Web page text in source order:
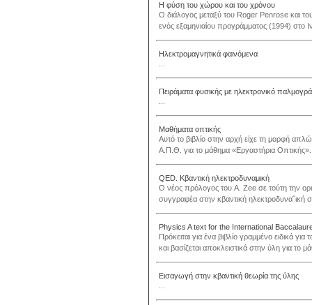
Η φύση του χώρου και του χρόνου
O διάλογος μεταξύ του Roger Penrose και
ενός εξαμηνιαίου προγράμματος (1994) στο
Ηλεκτρομαγνητικά φαινόμενα
Πειράματα φυσικής με ηλεκτρονικό
Μαθήματα οπτικής
Αυτό το βιβλίο στην αρχή είχε τη μορφή
Α.Π.Θ. για το μάθημα «Εργαστήρια
QED. Κβαντική ηλεκτροδυναμική
Ο νέος πρόλογος του A. Zee σε τούτη την
συγγραφέα στην κβαντική ηλεκτροδυνα΅ική
Physics A text for the International
Πρόκειται για ένα βιβλίο γραμμένο ειδικά
και βασίζεται αποκλειστικά στην ύλη για το
Εισαγωγή στην κβαντική θεωρία της ύλης